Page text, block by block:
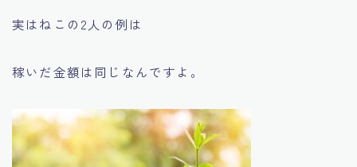
実はねこの2人の例は
稼いだ金額は同じなんですよ。